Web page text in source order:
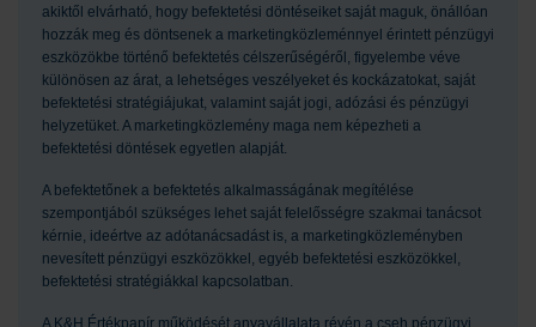
akiktől elvárható, hogy befektetési döntéseiket saját maguk, önállóan
hozzák meg és döntsenek a marketingközleménnyel érintett pénzügyi
eszközökbe történő befektetés célszerűségéről, figyelembe véve
különösen az árat, a lehetséges veszélyeket és kockázatokat, saját
befektetési stratégiájukat, valamint saját jogi, adózási és pénzügyi
helyzetüket. A marketingközlemény maga nem képezheti a
befektetési döntések egyetlen alapját.
A befektetőnek a befektetés alkalmasságának megítélése
szempontjából szükséges lehet saját felelősségre szakmai tanácsot
kérnie, ideértve az adótanácsadást is, a marketingközleményben
nevesített pénzügyi eszközökkel, egyéb befektetési eszközökkel,
befektetési stratégiákkal kapcsolatban.
A K&H Értékpapír működését anyavállalata révén a cseh pénzügyi